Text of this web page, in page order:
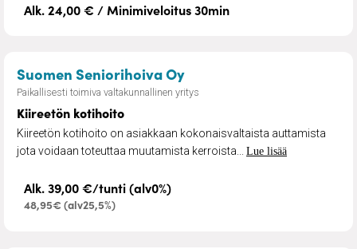
Alk. 24,00 € / Minimiveloitus 30min
Suomen Seniorihoiva Oy– Kiireetön kotihoito
Paikallisesti toimiva valtakunnallinen yritys
Kiireetön kotihoito
Kiireetön kotihoito on asiakkaan kokonaisvaltaista auttamista
jota voidaan toteuttaa muutamista kerroista... Lue lisää
Alk. 39,00 €/tunti (alv0%)
48,95€ (alv25,5%)